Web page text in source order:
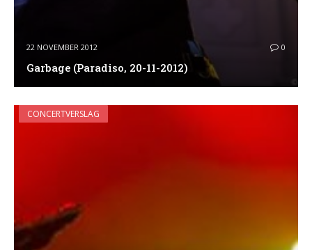
22 NOVEMBER 2012 0
Garbage (Paradiso, 20-11-2012)
CONCERTVERSLAG